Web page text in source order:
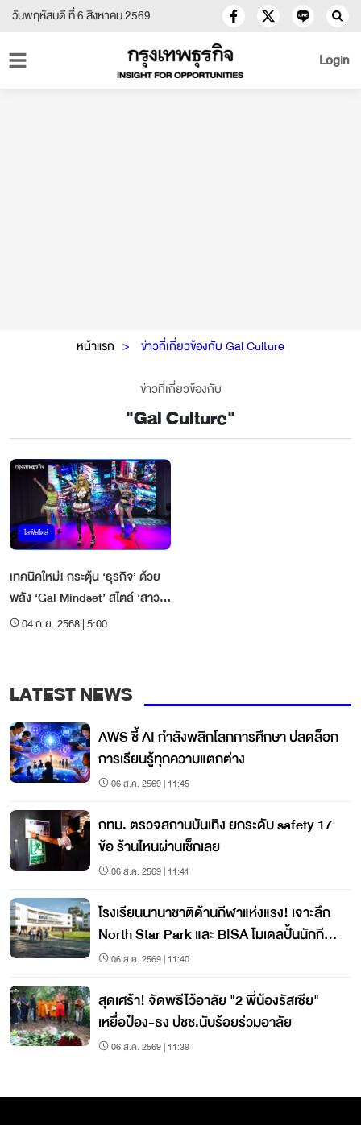
วันพฤหัสบดี ที่ 6 สิงหาคม 2569
Login
หน้าแรก ข่าวที่เกี่ยวข้องกับ Gal Culture
ข่าวที่เกี่ยวข้องกับ
"Gal Culture"
ไลฟ์สไตล์
เทคนิคใหม่! กระตุ้น ‘ธุรกิจ’ ด้วย
พลัง ‘Gal Mindset’ สไตล์ ‘สาว
แกล’ญี่ปุ่น
04 ก.ย. 2568 | 5:00
LATEST NEWS
AWS ชี้ AI กำลังพลิกโลกการศึกษา ปลดล็อก
การเรียนรู้ทุกความแตกต่าง
06 ส.ค. 2569 | 11:45
กทม. ตรวจสถานบันเทิง ยกระดับ safety 17
ข้อ ร้านไหนผ่านเช็กเลย
06 ส.ค. 2569 | 11:41
โรงเรียนนานาชาติด้านกีฬาแห่งแรง! เจาะลึก
North Star Park และ BISA โมเดลปั้นนักกีฬา
แนวใหม่
06 ส.ค. 2569 | 11:40
สุดเศร้า! จัดพิธีไว้อาลัย "2 พี่น้องรัสเซีย"
เหยื่อป๋อง-ธง ปชช.นับร้อยร่วมอาลัย
06 ส.ค. 2569 | 11:39